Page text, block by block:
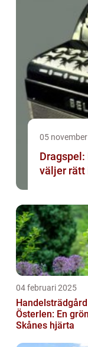
05
väljer rätt
04 februari 2025
Österlen: En
Skånes hjärta